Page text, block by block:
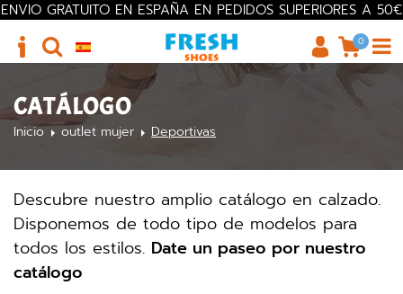
ENVIO GRATUITO EN ESPAÑA EN PEDIDOS SUPERIORES A 50€
0
CATÁLOGO
Inicio outlet mujer Deportivas
Descubre nuestro amplio catálogo en calzado.
Disponemos de todo tipo de modelos para
todos los estilos. Date un paseo por nuestro
catálogo